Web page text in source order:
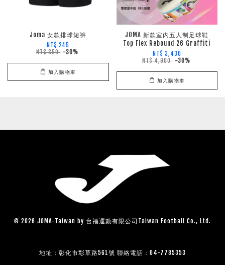
Joma 女款排球短褲
NT$ 245
NT$ 350 -30%
加入購物車
JOMA 新款室內五人制足球鞋
Top Flex Rebound 26 Graffiti
NT$ 3,430
NT$ 4,900 -30%
加入購物車
© 2026 JOMA-Taiwan by 台福運動有限公司Taiwan Football Co., Ltd.
地址：彰化市彰草路561號 聯絡電話：04-7785353